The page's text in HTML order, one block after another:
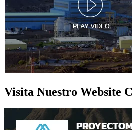
Visita Nuestro Website